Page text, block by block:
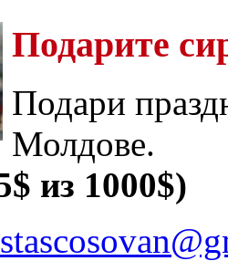
Подарите
Подари
Молдове.
из 1000$)